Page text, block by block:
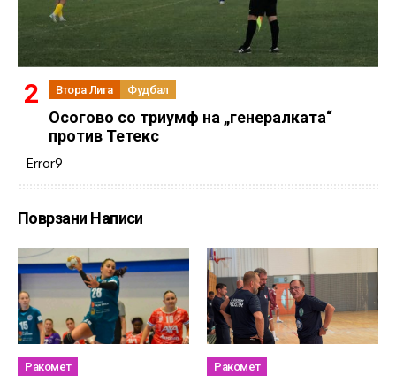
Втора Лига Фудбал
Осогово со триумф на „генералката“
против Тетекс
Error9
Поврзани Написи
Ракомет Ракомет